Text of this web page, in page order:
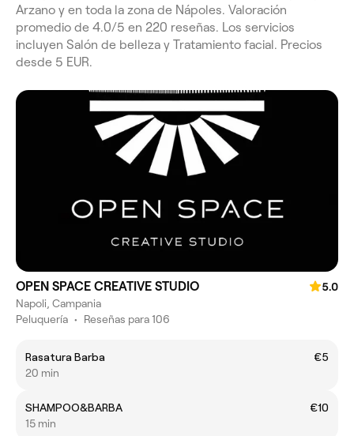
Arzano y en toda la zona de Nápoles. Valoración
promedio de 4.0/5 en 220 reseñas. Los servicios
incluyen Salón de belleza y Tratamiento facial. Precios
desde 5 EUR.
OPEN SPACE CREATIVE STUDIO
5.0
Napoli, Campania
Peluquería • Reseñas para 106
Rasatura Barba
€5
20 min
SHAMPOO&BARBA
€10
15 min